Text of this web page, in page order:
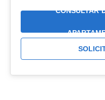
CONSULTAR